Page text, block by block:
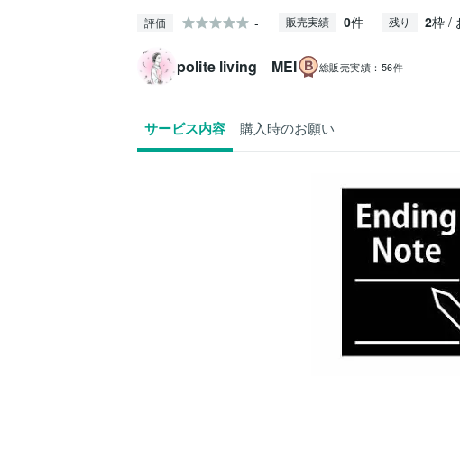
評価 - 販売実績 0件 残り 2枠 /
polite living MEI 総販売実績： 56件
サービス内容 購入時のお願い